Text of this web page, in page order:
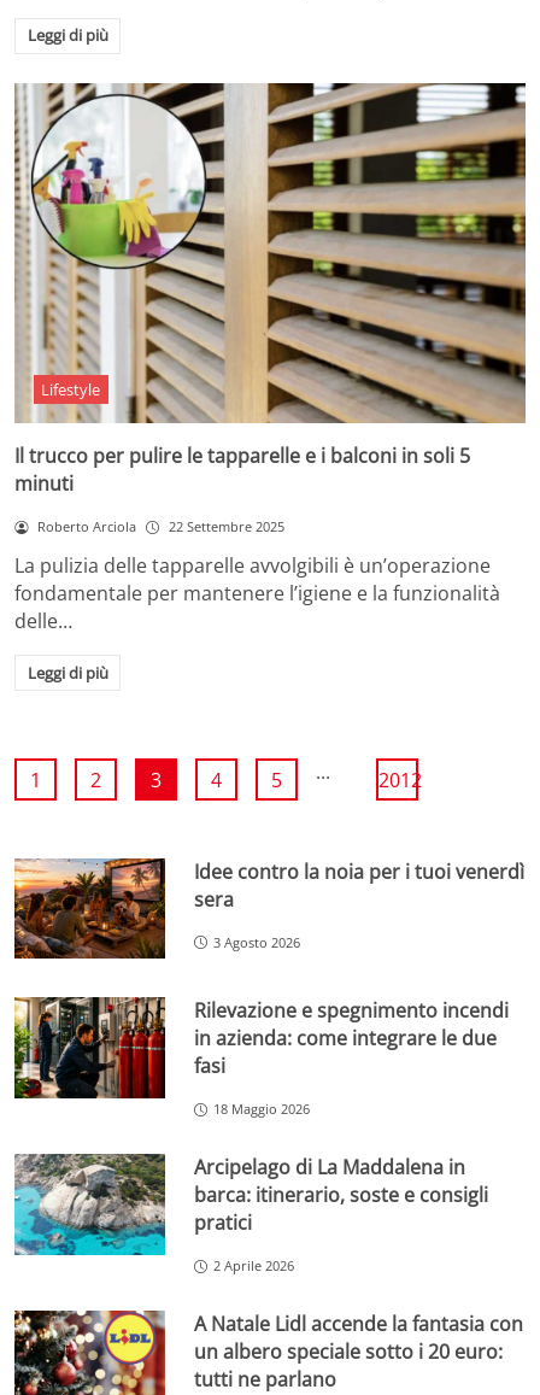
Leggi di più
Lifestyle
Il trucco per pulire le tapparelle e i balconi in soli 5
minuti
Roberto Arciola 22 Settembre 2025
La pulizia delle tapparelle avvolgibili è un’operazione
fondamentale per mantenere l’igiene e la funzionalità
delle…
Leggi di più
1 2 3 4 5 ... 2012
Idee contro la noia per i tuoi venerdì
sera
3 Agosto 2026
Rilevazione e spegnimento incendi
in azienda: come integrare le due
fasi
18 Maggio 2026
Arcipelago di La Maddalena in
barca: itinerario, soste e consigli
pratici
2 Aprile 2026
A Natale Lidl accende la fantasia con
un albero speciale sotto i 20 euro:
tutti ne parlano